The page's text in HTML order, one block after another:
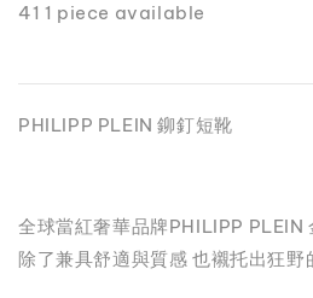
41 1 piece available
PHILIPP PLEIN 鉚釘短靴
全球當紅奢華品牌PHILIPP PLEIN
除了兼具舒適與質感 也襯托出狂野